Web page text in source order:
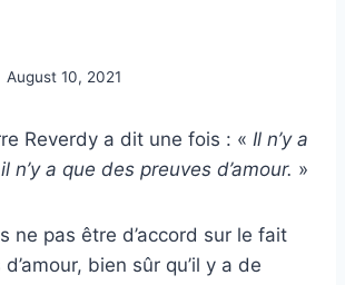
August 10, 2021
Reverdy a dit une fois : « Il n’y a
n’y a que des preuves d’amour. »
ne pas être d’accord sur le fait
d’amour, bien sûr qu’il y a de